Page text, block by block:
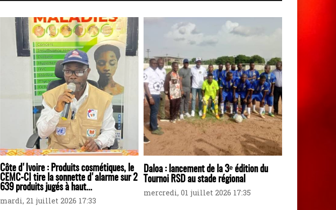
Côte d'Ivoire : Produits cosmétiques, le
CEMC-CI tire la sonnette d'alarme sur 2
639 produits jugés à haut...
mardi, 21 juillet 2026 17:33
Daloa : lancement de la 3ᵉ édition du
Tournoi RSD au stade régional
mercredi, 01 juillet 2026 17:35